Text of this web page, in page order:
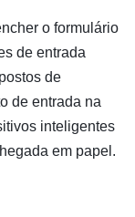
o formulário
de entrada
de
de entrada na
inteligentes
em papel.